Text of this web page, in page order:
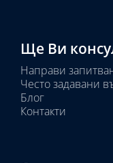
Ще Ви
Направи
Често задавани
Блог
Контакти